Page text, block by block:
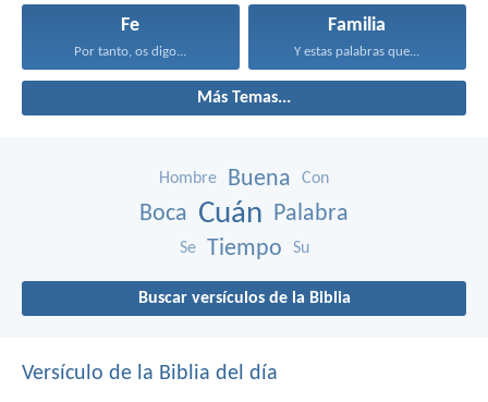
Fe
Por tanto, os digo...
Familia
Y estas palabras que...
Más Temas...
Hombre Buena Con
Boca Cuán Palabra
Se Tiempo Su
Buscar versículos de la Biblia
Versículo de la Biblia del día